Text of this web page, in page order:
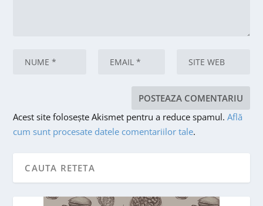
Acest site folosește Akismet pentru a reduce spamul.Află
cum sunt procesate datele comentariilor tale.